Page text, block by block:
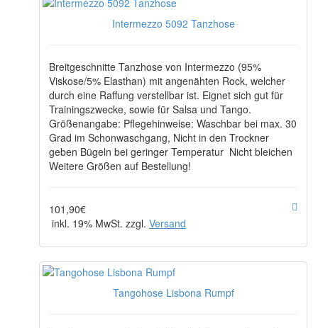
Intermezzo 5092 Tanzhose
Breitgeschnitte Tanzhose von Intermezzo (95%
Viskose/5% Elasthan) mit angenähten Rock, welcher
durch eine Raffung verstellbar ist. Eignet sich gut für
Trainingszwecke, sowie für Salsa und Tango.
Größenangabe: Pflegehinweise: Waschbar bei max. 30
Grad im Schonwaschgang, Nicht in den Trockner
geben Bügeln bei geringer Temperatur Nicht bleichen
Weitere Größen auf Bestellung!
101,90€
inkl. 19% MwSt. zzgl. Versand
Tangohose Lisbona Rumpf